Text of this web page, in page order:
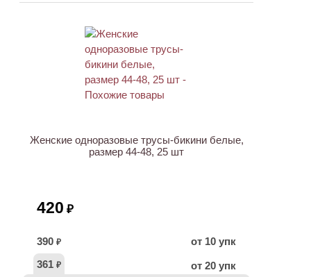
Женские одноразовые трусы-бикини белые,
размер 44-48, 25 шт
420 ₽
390 ₽
от 10 упк
361 ₽ от 20 упк